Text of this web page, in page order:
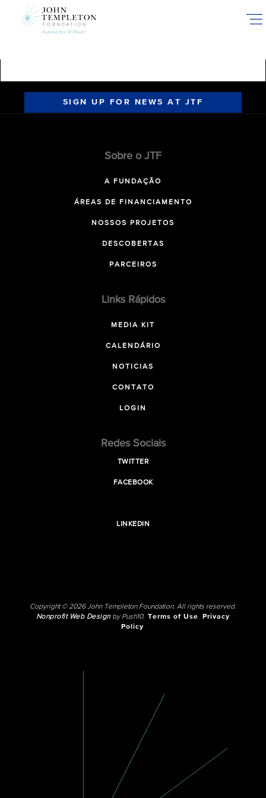
SIGN UP FOR NEWS AT JTF
Sobre o JTF
A FUNDAÇÃO
ÁREAS DE FINANCIAMENTO
NOSSOS PROJETOS
DESCOBERTAS
PARCEIROS
Links Rápidos
MEDIA KIT
CALENDÁRIO
NOTICIAS
CONTATO
LOGIN
Redes Sociais
TWITTER
FACEBOOK
LINKEDIN
Copyright © 2026 John Templeton Foundation. All rights reserved.
Nonprofit Web Designby Push10. Terms of Use
Privacy
Policy